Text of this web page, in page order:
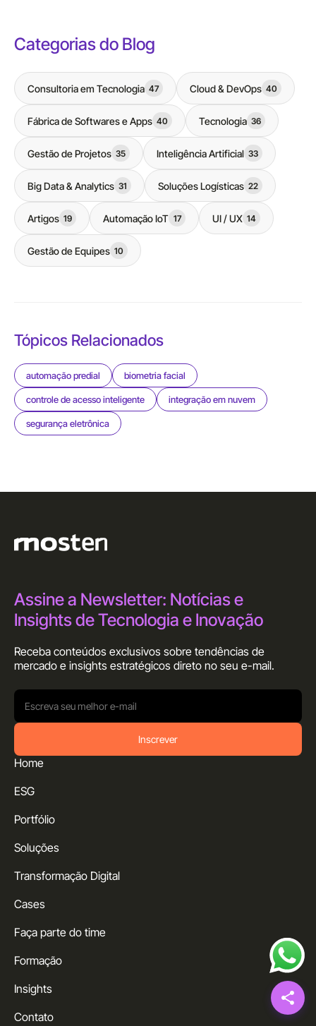
Categorias do Blog
Consultoria em Tecnologia 47 Cloud & DevOps 40
Fábrica de Softwares e Apps 40 Tecnologia 36
Gestão de Projetos 35 Inteligência Artificial 33
Big Data & Analytics 31 Soluções Logísticas 22
Artigos 19 Automação IoT 17 UI / UX 14
Gestão de Equipes 10
Tópicos Relacionados
automação predial biometria facial
controle de acesso inteligente integração em nuvem
segurança eletrônica
Home
ESG
Portfólio
Soluções
Transformação Digital
Cases
Faça parte do time
Formação
Insights
Contato
Assine a Newsletter: Notícias e
Insights de Tecnologia e Inovação
Receba conteúdos exclusivos sobre tendências de
mercado e insights estratégicos direto no seu e-mail.
Inscrever